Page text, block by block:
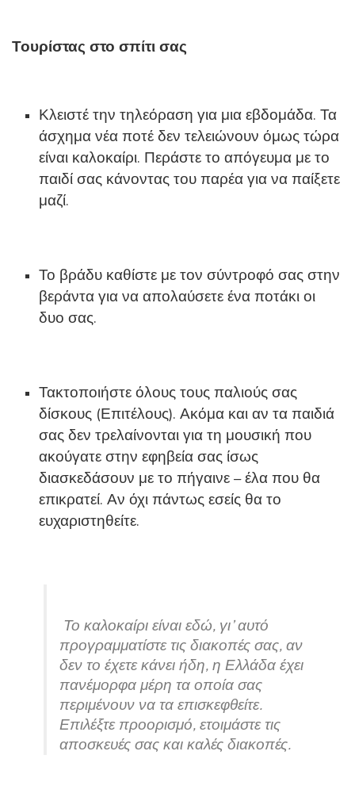
Τουρίστας στο σπίτι σας
Κλειστέ την τηλεόραση για μια εβδομάδα. Τα
άσχημα νέα ποτέ δεν τελειώνουν όμως τώρα
είναι καλοκαίρι. Περάστε το απόγευμα με το
παιδί σας κάνοντας του παρέα για να παίξετε
μαζί.
Το βράδυ καθίστε με τον σύντροφό σας στην
βεράντα για να απολαύσετε ένα ποτάκι οι
δυο σας.
Τακτοποιήστε όλους τους παλιούς σας
δίσκους (Επιτέλους). Ακόμα και αν τα παιδιά
σας δεν τρελαίνονται για τη μουσική που
ακούγατε στην εφηβεία σας ίσως
διασκεδάσουν με το πήγαινε – έλα που θα
επικρατεί. Αν όχι πάντως εσείς θα το
ευχαριστηθείτε.
Το καλοκαίρι είναι εδώ, γι’ αυτό
προγραμματίστε τις διακοπές σας, αν
δεν το έχετε κάνει ήδη, η Ελλάδα έχει
πανέμορφα μέρη τα οποία σας
περιμένουν να τα επισκεφθείτε.
Επιλέξτε προορισμό, ετοιμάστε τις
αποσκευές σας και καλές διακοπές.